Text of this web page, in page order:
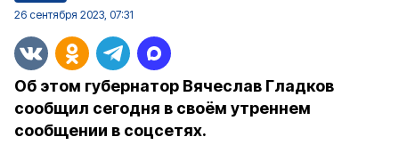
26 сентября 2023, 07:31
Об этом губернатор Вячеслав Гладков
сообщил сегодня в своём утреннем
сообщении в соцсетях.